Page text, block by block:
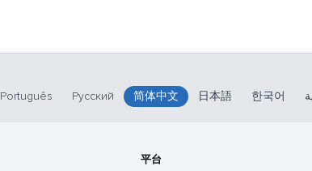
Português Русский 简体中文 日本語 한국어
平台